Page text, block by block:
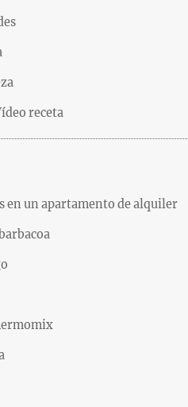
receta
en un apartamento de alquiler